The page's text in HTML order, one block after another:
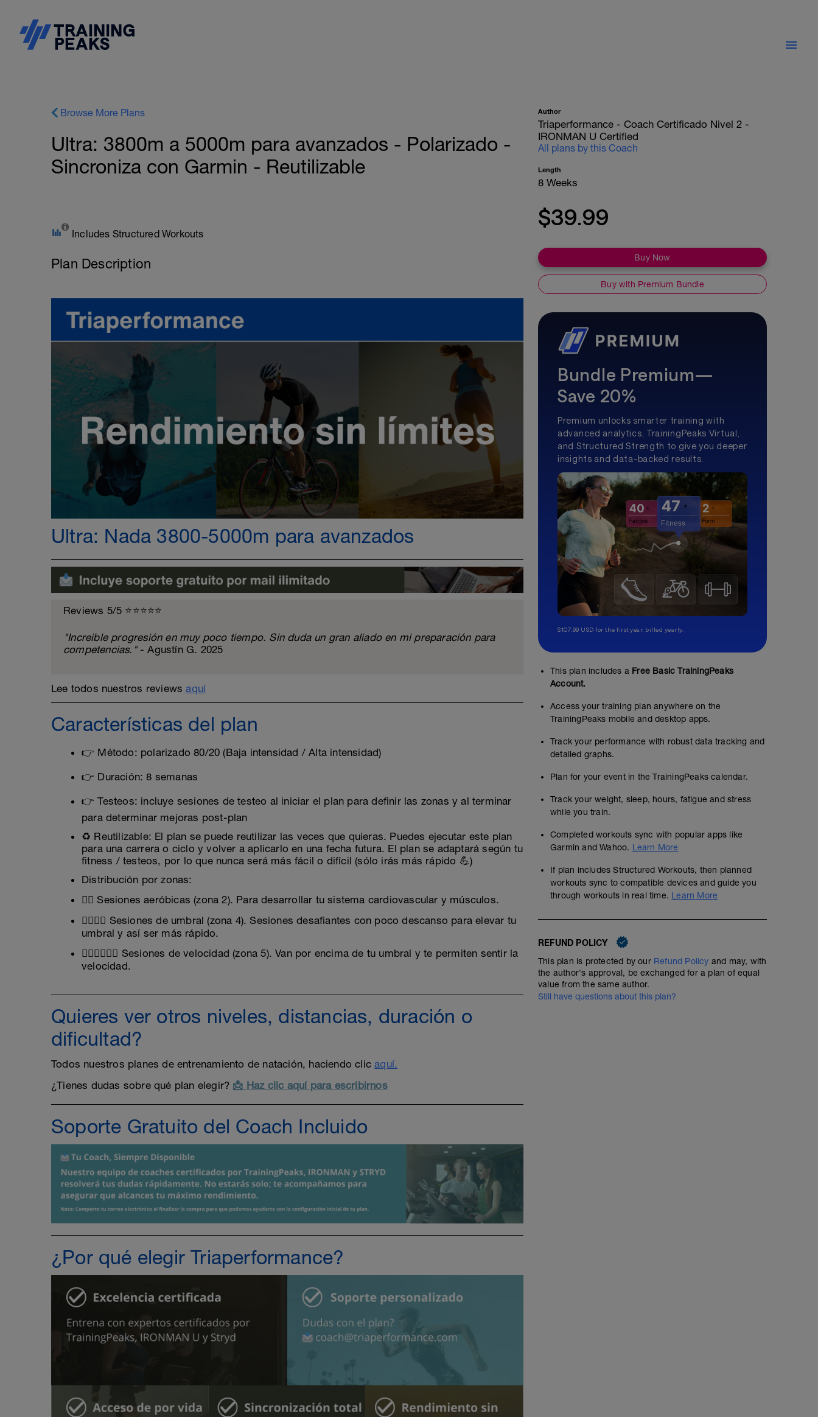
Browse More Plans
Ultra: 3800m a 5000m para avanzados - Polarizado -
Sincroniza con Garmin - Reutilizable
Includes Structured Workouts
Plan Description
Ultra: Nada 3800-5000m para avanzados
Reviews 5/5 ⭐️⭐️⭐️⭐️⭐️
"Increible progresión en muy poco tiempo. Sin duda un gran aliado en mi preparación para
competencias."- Agustín G. 2025
Lee todos nuestros reviewsaquí
Características del plan
👉 Método: polarizado 80/20 (Baja intensidad / Alta intensidad)
👉 Duración: 8 semanas
👉 Testeos: incluye sesiones de testeo al iniciar el plan para definir las zonas y al terminar
para determinar mejoras post-plan
♻️ Reutilizable: El plan se puede reutilizar las veces que quieras. Puedes ejecutar este plan
para una carrera o ciclo y volver a aplicarlo en una fecha futura. El plan se adaptará según tu
fitness / testeos, por lo que nunca será más fácil o difícil (sólo irás más rápido 💪)
Distribución por zonas:
🏊‍♂️ Sesiones aeróbicas (zona 2). Para desarrollar tu sistema cardiovascular y músculos.
🏊‍♂️🏊‍♂️ Sesiones de umbral (zona 4). Sesiones desafiantes con poco descanso para elevar tu
umbral y así ser más rápido.
🏊‍♂️🏊‍♂️🏊‍♂️ Sesiones de velocidad (zona 5). Van por encima de tu umbral y te permiten sentir la
velocidad.
Quieres ver otros niveles, distancias, duración o
dificultad?
Todos nuestros planes de entrenamiento de natación, haciendo clicaquí.
¿Tienes dudas sobre qué plan elegir? 📩 Haz clic aquí para escribirnos
Soporte Gratuito del Coach Incluido
¿Por qué elegir Triaperformance?
Author
Triaperformance - Coach Certificado Nivel 2 -
IRONMAN U Certified
All plans by this Coach
Length
8 Weeks
$39.99
Buy Now
Buy with Premium Bundle
Bundle Premium—
Save 20%
Premium unlocks smarter training with
advanced analytics, TrainingPeaks Virtual,
and Structured Strength to give you deeper
insights and data-backed results.
$107.99 USD for the first year, billed yearly.
This plan includes a Free Basic TrainingPeaks
Account.
Access your training plan anywhere on the
TrainingPeaks mobile and desktop apps.
Track your performance with robust data tracking and
detailed graphs.
Plan for your event in the TrainingPeaks calendar.
Track your weight, sleep, hours, fatigue and stress
while you train.
Completed workouts sync with popular apps like
Garmin and Wahoo. Learn More
If plan includes Structured Workouts, then planned
workouts sync to compatible devices and guide you
through workouts in real time. Learn More
REFUND POLICY
This plan is protected by our Refund Policy and may, with
the author's approval, be exchanged for a plan of equal
value from the same author.
Still have questions about this plan?